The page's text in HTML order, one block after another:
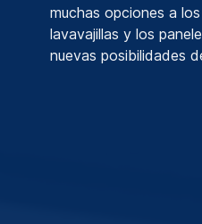
muchas opciones a
lavavajillas y los
nuevas posibilidades